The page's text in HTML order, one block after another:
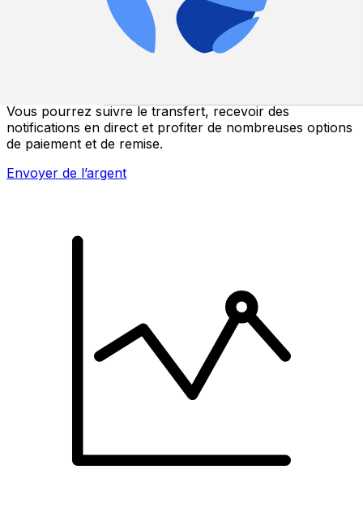
Vous pourrez suivre le transfert, recevoir des
notifications en direct et profiter de nombreuses options
de paiement et de remise.
Envoyer de l’argent